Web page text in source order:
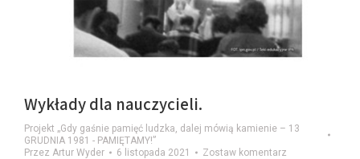
Wykłady dla nauczycieli.
Projekt „Gdy gaśnie pamięć ludzka, dalej mówią kamienie – 13
GRUDNIA 1981 - PAMIĘTAMY!”
Przez Artur Wyder 6 listopada 2021 Zostaw komentarz